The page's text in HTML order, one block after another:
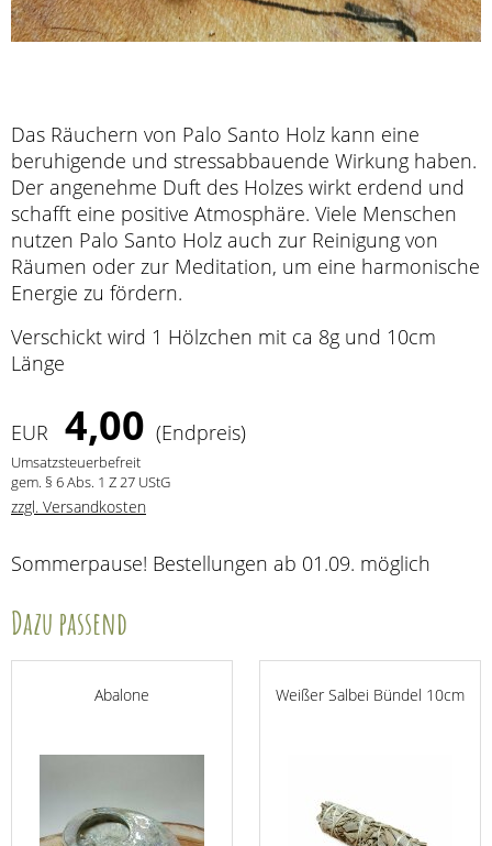
Das Räuchern von Palo Santo Holz kann eine
beruhigende und stressabbauende Wirkung haben.
Der angenehme Duft des Holzes wirkt erdend und
schafft eine positive Atmosphäre. Viele Menschen
nutzen Palo Santo Holz auch zur Reinigung von
Räumen oder zur Meditation, um eine harmonische
Energie zu fördern.
Verschickt wird 1 Hölzchen mit ca 8g und 10cm
Länge
EUR 4,00 (Endpreis)
Umsatzsteuerbefreit
gem. § 6 Abs. 1 Z 27 UStG
zzgl. Versandkosten
Sommerpause! Bestellungen ab 01.09. möglich
Dazu passend
Abalone Weißer Salbei Bündel 10cm